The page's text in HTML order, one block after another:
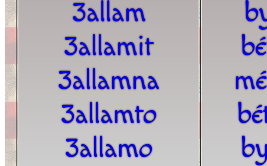
3allam
3allamit
3allamna
3allamto
3allamo